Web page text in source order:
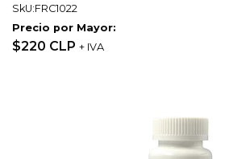
SkU:FRC1022
Precio por Mayor:
$220 CLP + IVA